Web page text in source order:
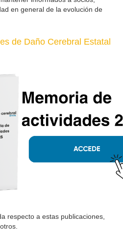
en general de la evolución de
de Daño Cerebral Estatal
respecto a estas publicaciones,